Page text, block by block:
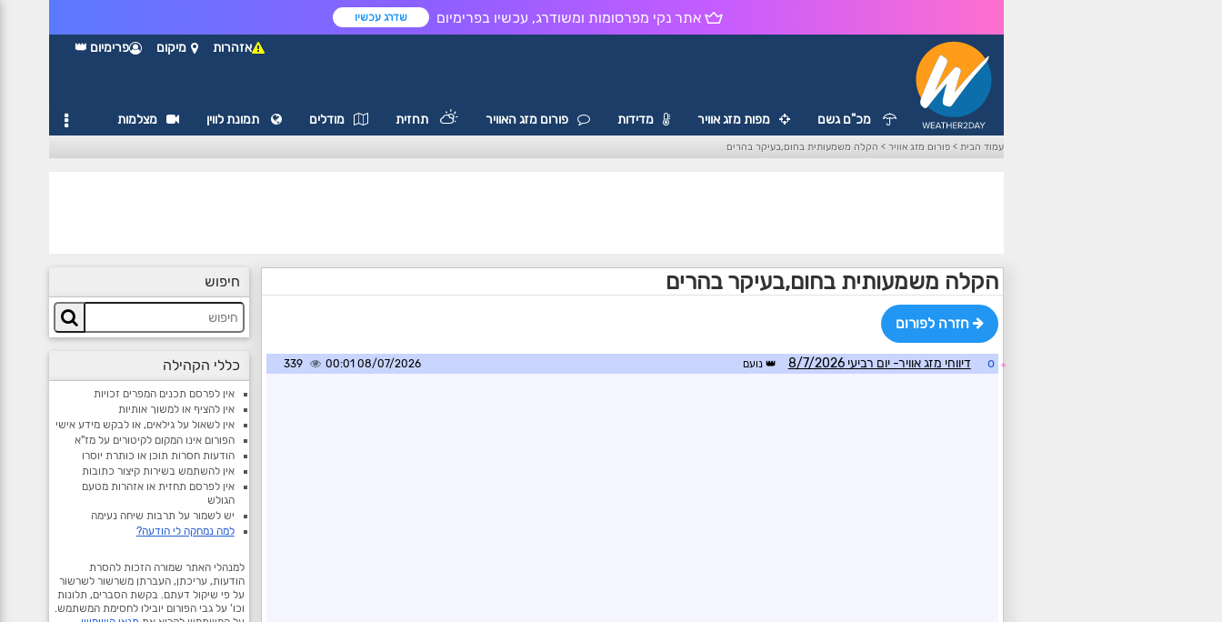
אתר נקי מפרסומות ומשודרג, עכשיו בפרימיום שדרג עכשיו
אזהרות מיקום פרימיום 👑
מכ"ם גשם מפות מזג אוויר מדידות פורום מזג האוויר תחזית מודלים תמונת לווין מצלמות
עמוד הבית >פורום מזג אוויר > הקלה משמעותית בחום,בעיקר בהרים
הקלה משמעותית בחום,בעיקר בהרים
חזרה לפורום
☼
o דיווחי מזג אוויר- יום רביעי 8/7/2026 נועם 08/07/2026 00:01
339
חיפוש
כללי הקהילה
אין לפרסם תכנים המפרים זכויות
אין להציף או למשוך אותיות
אין לשאול על גילאים, או לבקש מידע אישי
הפורום אינו המקום לקיטורים על מז"א
הודעות חסרות תוכן או כותרת יוסרו
אין להשתמש בשירות קיצור כתובות
אין לפרסם תחזית או אזהרות מטעם
הגולש
יש לשמור על תרבות שיחה נעימה
למה נמחקה לי הודעה?
למנהלי האתר שמורה הזכות להסרת
הודעות, עריכתן, העברתן משרשור לשרשור
על פי שיקול דעתם. בקשת הסברים, תלונות
וכו' על גבי הפורום יובילו לחסימת המשתמש.